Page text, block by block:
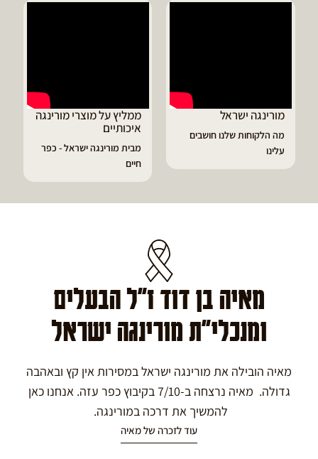
ממליץ על מוצרי מורינגה
איכותיים
מבית מורינגה ישראל - כפר
דיוויד ממליץ על טבליות
מורינגה
הפסקתי לסבול מהתקפי
גאוט ודלקות
מאיה בן דוד ז"ל הבעלים
ומנכלי"ת מורינגה ישראל
מאיה הובילה את מורינגה ישראל במסירות אין קץ ובאהבה
גדולה. מאיה נרצחה ב-7/10 בקיבוץ כפר עזה. אנחנו כאן
להמשיך את דרכה במורינגה.
עוד לזכרה של מאיה